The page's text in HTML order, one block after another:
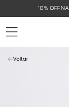
FRETE
Voltar